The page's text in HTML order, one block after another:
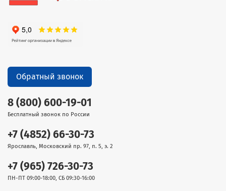
8 (800) 600-19-01
Бесплатный звонок по России
+7 (4852) 66-30-73
Ярославль, Московский пр. 97, п. 5, э. 2
+7 (965) 726-30-73
ПН-ПТ 09:00-18:00, СБ 09:30-16:00
Обратный звонок